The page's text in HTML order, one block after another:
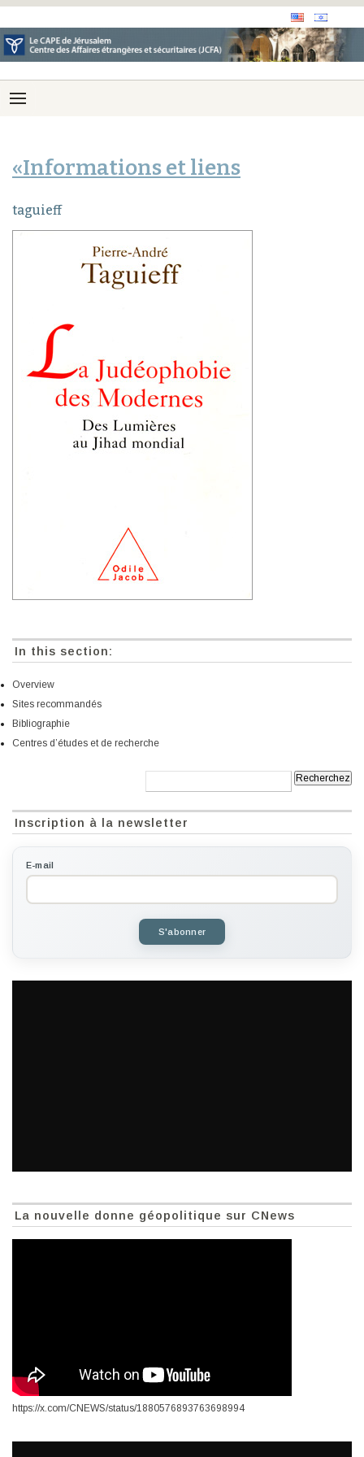
«Informations et liens
taguieff
In this section:
Overview
Sites recommandés
Bibliographie
Centres d’études et de recherche
Inscription à la newsletter
E-mail
S'abonner
La nouvelle donne géopolitique sur CNews
https://x.com/CNEWS/status/1880576893763698994